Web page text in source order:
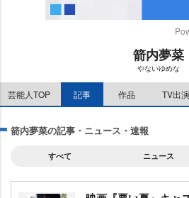
箭内夢菜
ないゆめな
芸能人TOP 記事 作品 TV出演
箭内夢菜の記事・ニュース・速報
すべて ニュース